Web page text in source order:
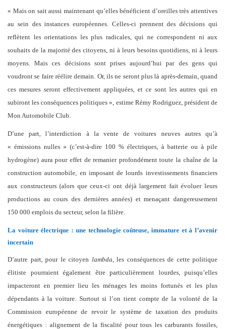
« Mais on sait aussi maintenant qu’elles bénéficient d’oreilles très attentives
au sein des instances européennes. Celles-ci prennent des décisions qui
reflètent les orientations les plus radicales, qui ne correspondent ni aux
souhaits de la majorité des citoyens, ni à leurs besoins quotidiens, ni à leurs
moyens. Mais ces décisions sont prises aujourd’hui par des gens qui
voudront se faire réélire demain. Or, ils ne seront plus là après-demain, quand
ces mesures seront effectivement appliquées, et ce sont les autres qui en
subiront les conséquences politiques », estime Rémy Rodriguez, président de
Mon Automobile Club.
D’une part, l’interdiction à la vente de voitures neuves autres qu’à
« émissions nulles » (c’est-à-dire 100 % électriques, à batterie ou à pile
hydrogène) aura pour effet de remanier profondément toute la chaîne de la
construction automobile, en imposant de lourds investissements financiers
aux constructeurs (alors que ceux-ci ont déjà largement fait évoluer leurs
productions au cours des dernières années) et menaçant dangereusement
150 000 emplois du secteur, selon la filière.
La voiture électrique : une technologie coûteuse, immature et à l’avenir
incertain
D’autre part, pour le citoyen lambda , les conséquences de cette politique
élitiste pourraient également être particulièrement lourdes, puisqu’elles
impacteront en premier lieu les ménages les moins fortunés et les plus
dépendants à la voiture. Surtout si l’on tient compte de la volonté de la
Commission européenne de revoir le système de taxation des produits
énergétiques : alignement de la fiscalité pour tous les carburants fossiles,